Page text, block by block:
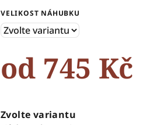
z
5
VELIKOST NÁHUBKU
od 745 Kč
cena:
Zvolte variantu